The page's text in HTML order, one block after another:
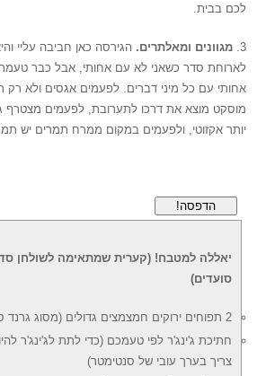
לכם בבית.
3. מגוונים ומאלתרים. הגירסה כאן חביבה עליי
לארוחת סדר כשאני לא עם אחותי, אבל כבר
אחותי עם כל מיני דברים. לפעמים אגסים ולא רק
מוסקט מוצא את דרכו לתערובת, לפעמים מצטרף
יותר אקזוטי, ולפעמים במקום ממרח תמרים יש
הדפסה!
יאללה למטבח! (קערית שמתאימה לשולחן
סועדים)
2 תפוחים ירוקים חמצמצים גדולים (מסוג גרנד סמית)
חתיכת ג'ינג'ר לפי טעמכם (כדי לתת לג'ינג'ר
צריך בערך עובי של סנטימטר)